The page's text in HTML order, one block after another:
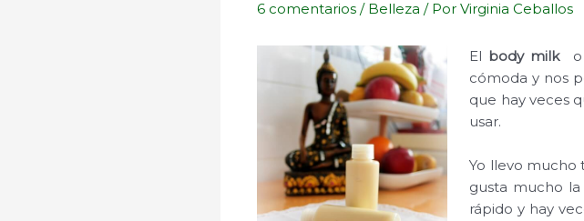
6 comentarios / Belleza / PorVirginia Ceballos
El body milko
cómoda y nos
que hay veces
usar.
Yo llevo mucho
gusta mucho
rápido y hay